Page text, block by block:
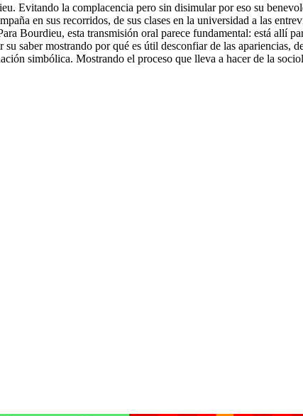
Evitando la complacencia pero sin disimular por eso su
en sus recorridos, de sus clases en la universidad a las
Bourdieu, esta transmisión oral parece fundamental: está allí
saber mostrando por qué es útil desconfiar de las apariencias,
simbólica. Mostrando el proceso que lleva a hacer de la